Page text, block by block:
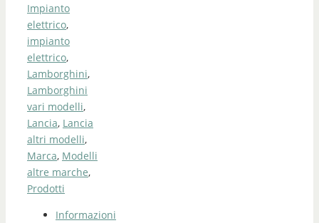
Impianto
elettrico,
impianto
elettrico,
Lamborghini,
Lamborghini
vari modelli,
Lancia, Lancia
altri modelli,
Marca, Modelli
altre marche,
Prodotti
Informazioni